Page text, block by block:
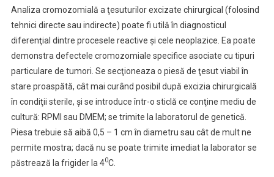
Analiza cromozomială a ţesuturilor excizate chirurgical (folosind
tehnici directe sau indirecte) poate fi utilă în diagnosticul
diferenţial dintre procesele reactive şi cele neoplazice. Ea poate
demonstra defectele cromozomiale specifice asociate cu tipuri
particulare de tumori. Se secţioneaza o piesă de ţesut viabil în
stare proaspătă, cât mai curând posibil după excizia chirurgicală
în condiţii sterile, şi se introduce într-o sticlă ce conţine mediu de
cultură: RPMI sau DMEM; se trimite la laboratorul de genetică.
Piesa trebuie să aibă 0,5 – 1 cm în diametru sau cât de mult ne
permite mostra; dacă nu se poate trimite imediat la laborator se
păstrează la frigider la 40C.